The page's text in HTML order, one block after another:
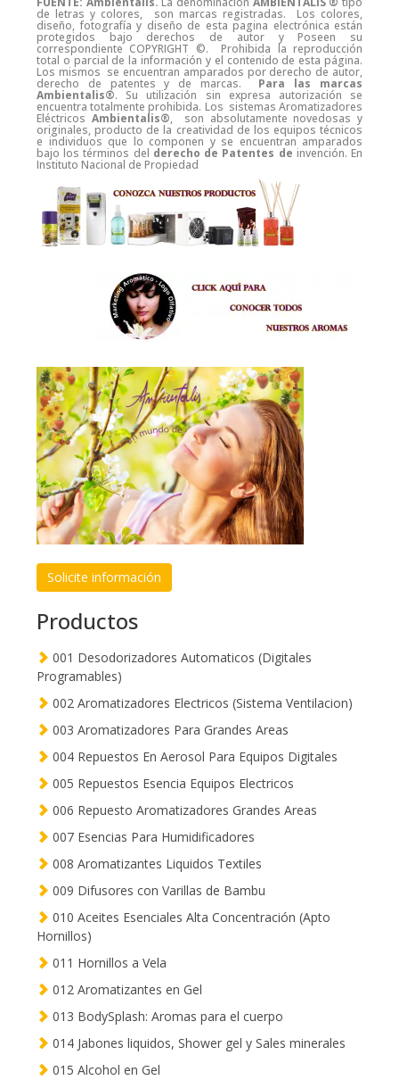
de letras y colores, son marcas registradas. Los colores,
diseño, fotografía y diseño de esta pagina electrónica están
protegidos bajo derechos de autor y Poseen su
correspondiente COPYRIGHT ©. Prohibida la reproducción
total o parcial de la información y el contenido de esta página.
Los mismos se encuentran amparados por derecho de autor,
derecho de patentes y de marcas. Para las marcas
Ambientalis®. Su utilización sin expresa autorización se
encuentra totalmente prohibida. Los sistemas Aromatizadores
Eléctricos Ambientalis®, son absolutamente novedosas y
originales, producto de la creatividad de los equipos técnicos
e individuos que lo componen y se encuentran amparados
bajo los términos del derecho de Patentes de invención. En
Instituto Nacional de Propiedad
Solicite información
Productos
001 Desodorizadores Automaticos (Digitales
Programables)
002 Aromatizadores Electricos (Sistema Ventilacion)
003 Aromatizadores Para Grandes Areas
004 Repuestos En Aerosol Para Equipos Digitales
005 Repuestos Esencia Equipos Electricos
006 Repuesto Aromatizadores Grandes Areas
007 Esencias Para Humidificadores
008 Aromatizantes Liquidos Textiles
009 Difusores con Varillas de Bambu
010 Aceites Esenciales Alta Concentración (Apto
Hornillos)
011 Hornillos a Vela
012 Aromatizantes en Gel
013 BodySplash: Aromas para el cuerpo
014 Jabones liquidos, Shower gel y Sales minerales
015 Alcohol en Gel